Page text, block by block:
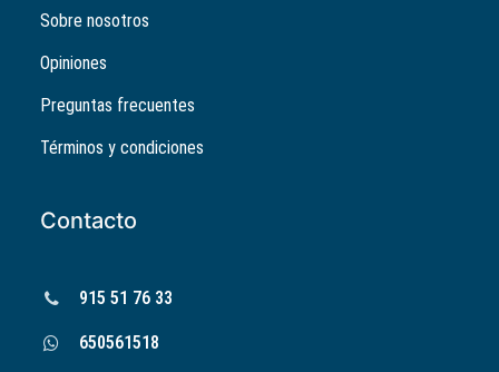
Sobre nosotros
Opiniones
Preguntas frecuentes
Términos y condiciones
Contacto
915 51 76 33
650561518